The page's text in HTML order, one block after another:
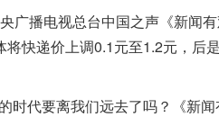
播电视总台中国之声《新闻有
快递价上调0.1元至1.2元，后
代要离我们远去了吗？《新闻